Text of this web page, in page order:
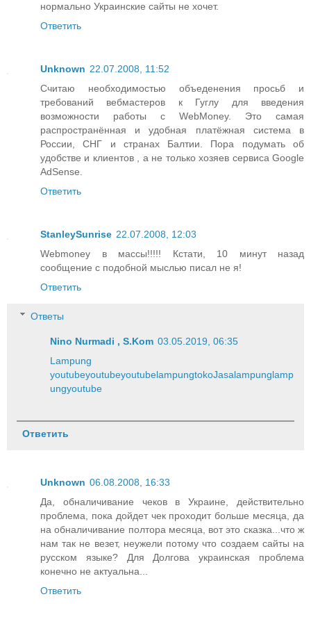
нормально Украинские сайты не хочет.
Ответить
Unknown 22.07.2008, 11:52
Считаю необходимостью объеденения просьб и
требований вебмастеров к Гуглу для введения
возможности работы с WebMoney. Это самая
распространённая и удобная платёжная система в
России, СНГ и странах Балтии. Пора подумать об
удобстве и клиентов , а не только хозяев сервиса Google
AdSense.
Ответить
StanleySunrise 22.07.2008, 12:03
Webmoney в массы!!!!! Кстати, 10 минут назад
сообщение с подобной мыслью писал не я!
Ответить
Ответы
Nino Nurmadi , S.Kom 03.05.2019, 06:35
Lampung
youtubeyoutubeyoutubelampungtokoJasalampunglamp
ungyoutube
Ответить
Unknown 06.08.2008, 16:33
Да, обналичивание чеков в Украине, действительно
проблема, пока дойдет чек проходит больше месяца, да
на обналичивание полтора месяца, вот это сказка...что ж
нам так не везет, неужели потому что создаем сайты на
русском языке? Для Долгова украинская проблема
конечно не актуальна...
Ответить